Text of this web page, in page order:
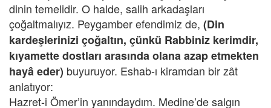
dinin temelidir. O halde, salih arkadaşları
çoğaltmalıyız. Peygamber efendimiz de, (Din
kardeşlerinizi çoğaltın, çünkü Rabbiniz kerimdir,
kıyamette dostları arasında olana azap etmekten
hayâ eder) buyuruyor. Eshab-ı kiramdan bir zât
anlatıyor:
Hazret-i Ömer’in yanındaydım. Medine’de salgın